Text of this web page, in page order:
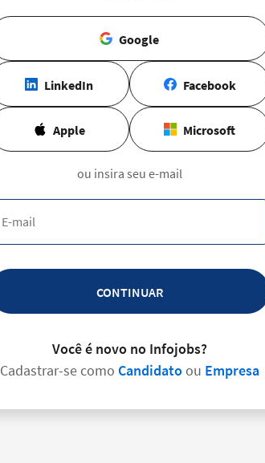
Google
LinkedIn Facebook
Apple Microsoft
ou insira seu e-mail
CONTINUAR
Você é novo no Infojobs?
Cadastrar-se como Candidatoou Empresa